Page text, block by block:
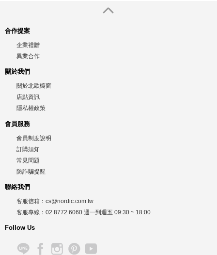
合作提案
企業禮贈
異業合作
關於我們
關於北歐櫥窗
店點資訊
隱私權政策
會員服務
會員制度說明
訂購須知
常見問題
防詐騙提醒
聯絡我們
客服信箱： cs@nordic.com.tw
客服專線： 02 8772 6060 週一到週五 09:30 ~ 18:00
Follow Us